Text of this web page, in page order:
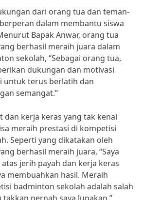
dari orang tua dan teman-
dalam membantu siswa
Bapak Anwar, orang tua
berhasil meraih juara dalam
sekolah, “Sebagai orang tua,
dukungan dan motivasi
untuk terus berlatih dan
semangat.”
dan kerja keras yang tak kenal
meraih prestasi di kompetisi
Seperti yang dikatakan oleh
berhasil meraih juara, “Saya
jerih payah dan kerja keras
membuahkan hasil. Meraih
badminton sekolah adalah salah